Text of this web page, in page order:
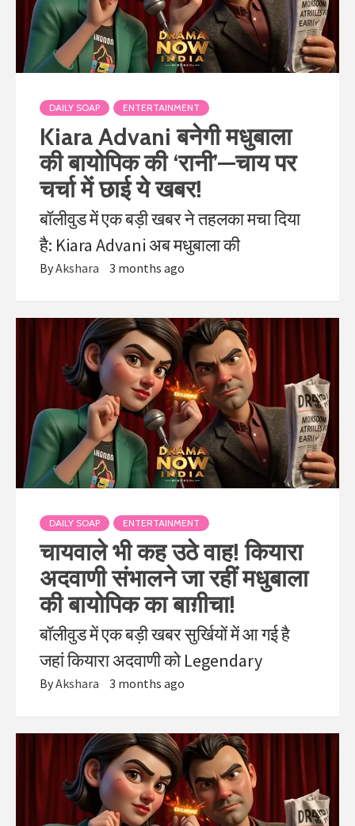
DAILY SOAP ENTERTAINMENT
Kiara Advani बनेगी मधुबाला
की बायोपिक की ‘रानी’—चाय पर
चर्चा में छाई ये खबर!
बॉलीवुड में एक बड़ी खबर ने तहलका मचा दिया
है: Kiara Advani अब मधुबाला की
ByAkshara 3 months ago
DAILY SOAP ENTERTAINMENT
चायवाले भी कह उठे वाह! कियारा
अदवाणी संभालने जा रहीं मधुबाला
की बायोपिक का बाग़ीचा!
बॉलीवुड में एक बड़ी खबर सुर्खियों में आ गई है
जहां कियारा अदवाणी को Legendary
ByAkshara 3 months ago